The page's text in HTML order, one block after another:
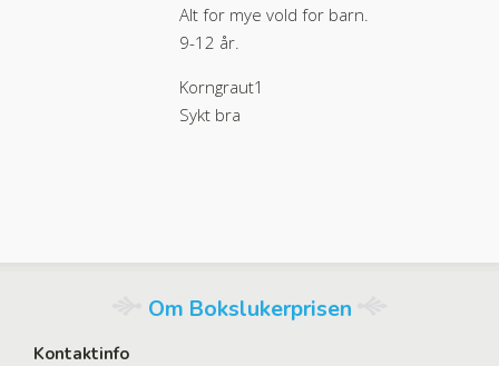
Alt for mye vold for barn.
9-12 år.
Korngraut1
Sykt bra
Om Bokslukerprisen
Kontaktinfo